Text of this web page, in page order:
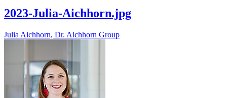
2023-Julia-Aichhorn.jpg
Julia Aichhorn, Dr. Aichhorn Group